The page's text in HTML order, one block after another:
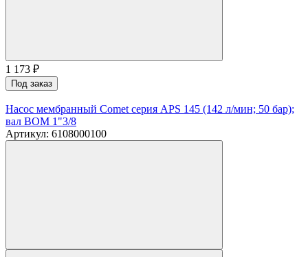
1 173 ₽
Под заказ
Насос мембранный Comet серия APS 145 (142 л/мин; 50 бар);
вал ВОМ 1"3/8
Артикул: 6108000100